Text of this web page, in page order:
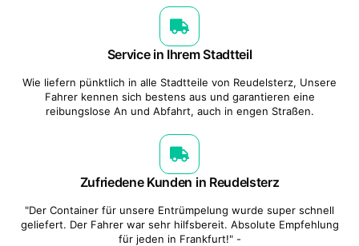
Service in Ihrem Stadtteil
Wie liefern pünktlich in alle Stadtteile von Reudelsterz, Unsere
Fahrer kennen sich bestens aus und garantieren eine
reibungslose An und Abfahrt, auch in engen Straßen.
Zufriedene Kunden in Reudelsterz
"Der Container für unsere Entrümpelung wurde super schnell
geliefert. Der Fahrer war sehr hilfsbereit. Absolute Empfehlung
für jeden in Frankfurt!" -